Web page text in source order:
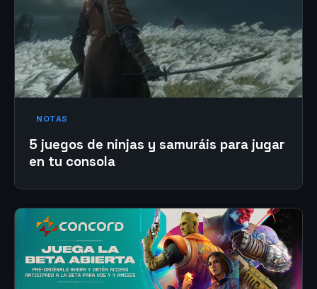
NOTAS
5 juegos de ninjas y samuráis para jugar
en tu consola